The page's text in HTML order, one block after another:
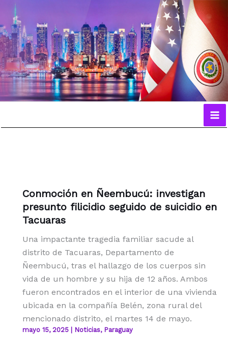
contenido
Conmoción en Ñeembucú: investigan
presunto filicidio seguido de suicidio en
Tacuaras
Una impactante tragedia familiar sacude al
distrito de Tacuaras, Departamento de
Ñeembucú, tras el hallazgo de los cuerpos sin
vida de un hombre y su hija de 12 años. Ambos
fueron encontrados en el interior de una vivienda
ubicada en la compañía Belén, zona rural del
mencionado distrito, el martes 14 de mayo.
mayo 15, 2025 Noticias, Paraguay